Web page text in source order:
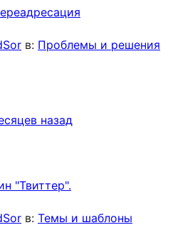
в: Проблемы и решения
назад
"Твиттер".
в: Темы и шаблоны